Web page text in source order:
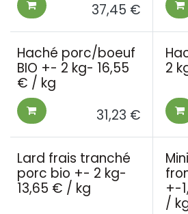
37,45 €
Haché porc/boeuf
BIO +- 2 kg- 16,55
€ / kg
31,23 €
2
Lard frais tranché
porc bio +- 2 kg-
13,65 € / kg
+-
/